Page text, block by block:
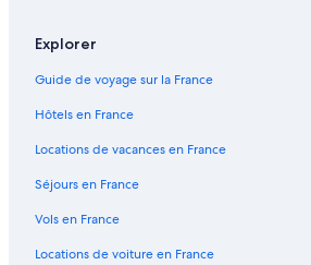
Explorer
Guide de voyage sur la France
Hôtels en France
Locations de vacances en France
Séjours en France
Vols en France
Locations de voiture en France